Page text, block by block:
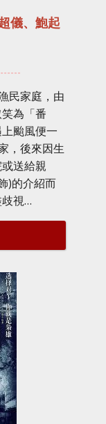
儀、鮑起
民家庭，由
為「番
颱風便一
，後來因生
送給親
)的介紹而
視…